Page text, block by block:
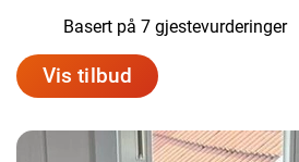
Basert på 7 gjestevurderinger
Vis tilbud